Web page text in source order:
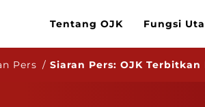
Tentang OJK Fungsi
Pers /Siaran Pers: OJK